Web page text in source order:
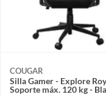
COUGAR
Silla Gamer - Explore
Soporte máx. 120 kg -